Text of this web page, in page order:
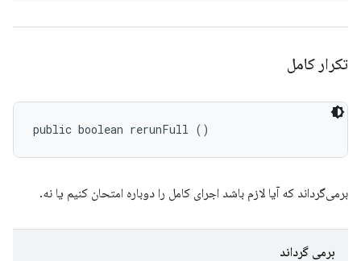
تکرار کامل
public boolean rerunFull ()
برمی‌گرداند که آیا لازم باشد اجرای کامل را دوباره امتحان کنیم یا نه.
برمی گرداند